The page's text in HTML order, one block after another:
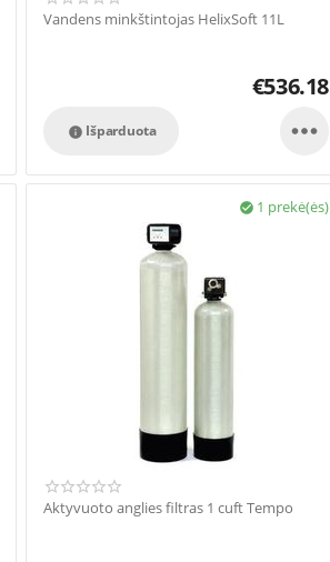
Vandens minkštintojas HelixSoft 11L
€536.18
Išparduota
 
1 prekė(ės)

Aktyvuoto anglies filtras 1 cuft Tempo